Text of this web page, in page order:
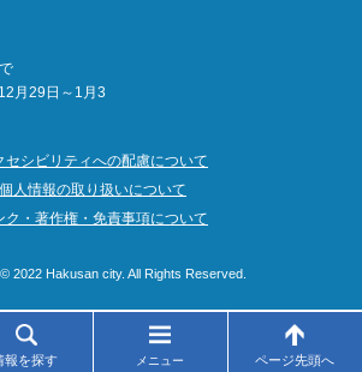
報を探す メニュー ページ先頭へ
月29日～1月3
セシビリティへの配慮について
個人情報の取り扱いについて
ク・著作権・免責事項について
2022 Hakusan city. All Rights Reserved.